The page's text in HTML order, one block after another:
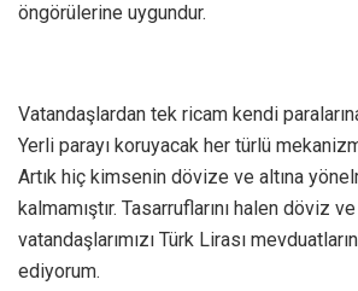
öngörülerine uygundur.
Vatandaşlardan tek ricam kendi
Yerli parayı koruyacak her türlü
Artık hiç kimsenin dövize ve altına
kalmamıştır. Tasarruflarını halen döviz
vatandaşlarımızı Türk Lirası
ediyorum.